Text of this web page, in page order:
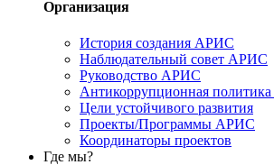
Организация
История создания АРИС
Наблюдательный совет АРИС
Руководство АРИС
Антикоррупционная
Цели устойчивого развития
Проекты/Программы АРИС
Координаторы проектов
Где мы?